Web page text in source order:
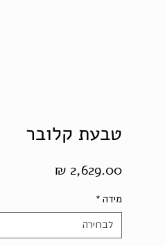
טבעת קלובר
מידה *
לבחירה